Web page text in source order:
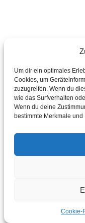
Um dir ein optimales
Cookies, um
zuzugreifen. Wenn du
wie das Surfverhalten
Wenn du deine
bestimmte Merkmale
Cookie-
+
€